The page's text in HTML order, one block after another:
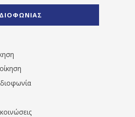
" artist="" ]